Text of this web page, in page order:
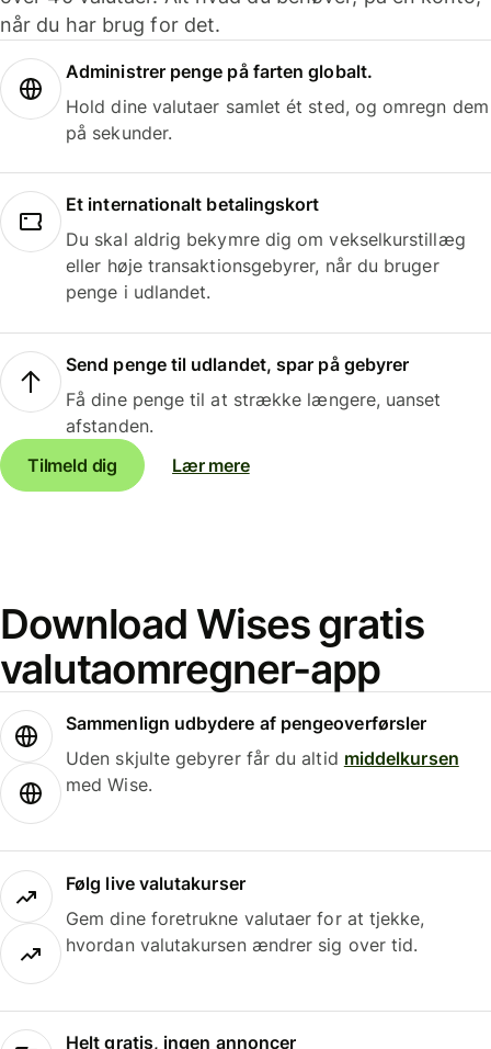
når du har brug for det.
Administrer penge på farten globalt.
Hold dine valutaer samlet ét sted, og omregn dem
på sekunder.
Et internationalt betalingskort
Du skal aldrig bekymre dig om vekselkurstillæg
eller høje transaktionsgebyrer, når du bruger
penge i udlandet.
Send penge til udlandet, spar på gebyrer
Få dine penge til at strække længere, uanset
afstanden.
Tilmeld dig
Lær mere
Download Wises gratis
valutaomregner-app
Sammenlign udbydere af pengeoverførsler
Uden skjulte gebyrer får du altid middelkursen
med Wise.
Følg live valutakurser
Gem dine foretrukne valutaer for at tjekke,
hvordan valutakursen ændrer sig over tid.
Helt gratis, ingen annoncer